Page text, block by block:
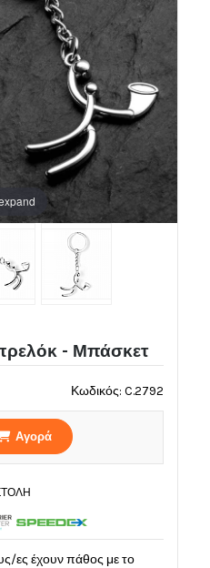
- Μπάσκετ
Κωδικός: C.2792
Αγορά
ες έχουν πάθος με το